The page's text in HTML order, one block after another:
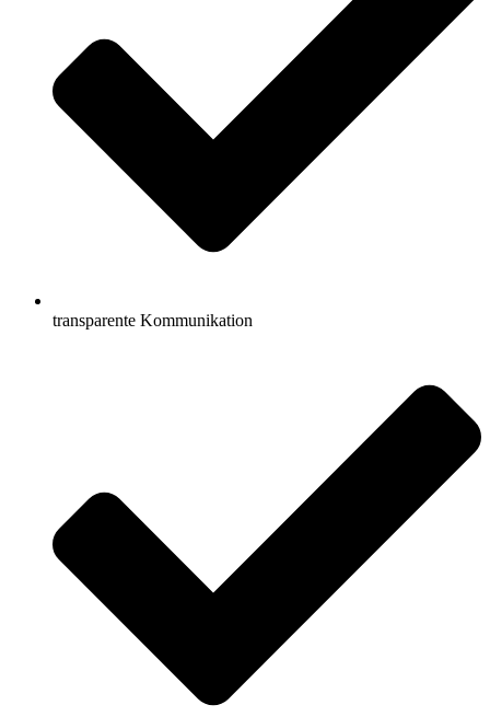
transparente Kommunikation